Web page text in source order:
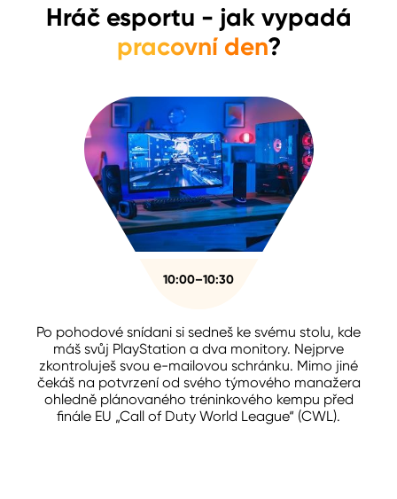
Hráč esportu - jak vypadá
pracovní den?
10:00–10:30
Po pohodové snídani si sedneš ke svému stolu, kde
máš svůj PlayStation a dva monitory. Nejprve
zkontroluješ svou e-mailovou schránku. Mimo jiné
čekáš na potvrzení od svého týmového manažera
ohledně plánovaného tréninkového kempu před
finále EU „Call of Duty World League“ (CWL).